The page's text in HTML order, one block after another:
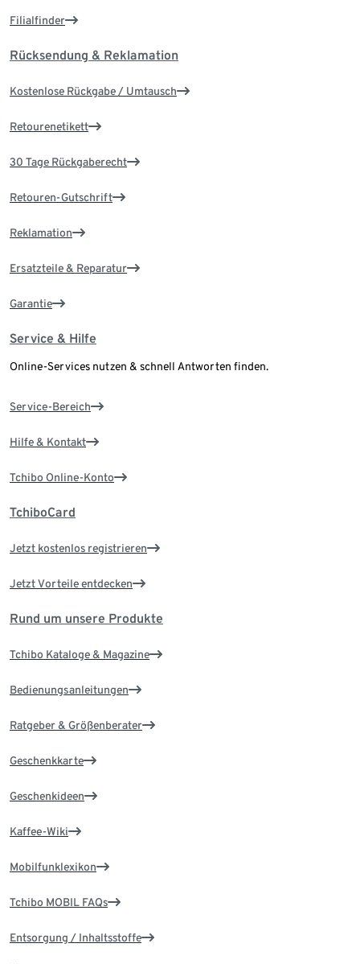
Filialfinder
Rücksendung & Reklamation
Kostenlose Rückgabe / Umtausch
Retourenetikett
30 Tage Rückgaberecht
Retouren-Gutschrift
Reklamation
Ersatzteile & Reparatur
Garantie
Service & Hilfe
Online-Services nutzen & schnell Antworten finden.
Service-Bereich
Hilfe & Kontakt
Tchibo Online-Konto
TchiboCard
Jetzt kostenlos registrieren
Jetzt Vorteile entdecken
Rund um unsere Produkte
Tchibo Kataloge & Magazine
Bedienungsanleitungen
Ratgeber & Größenberater
Geschenkkarte
Geschenkideen
Kaffee-Wiki
Mobilfunklexikon
Tchibo MOBIL FAQs
Entsorgung / Inhaltsstoffe